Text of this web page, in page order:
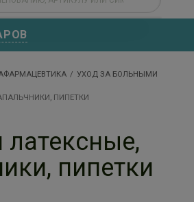
УХОД ЗА БОЛЬНЫМИ
ПИПЕТКИ
латексные,
пипетки